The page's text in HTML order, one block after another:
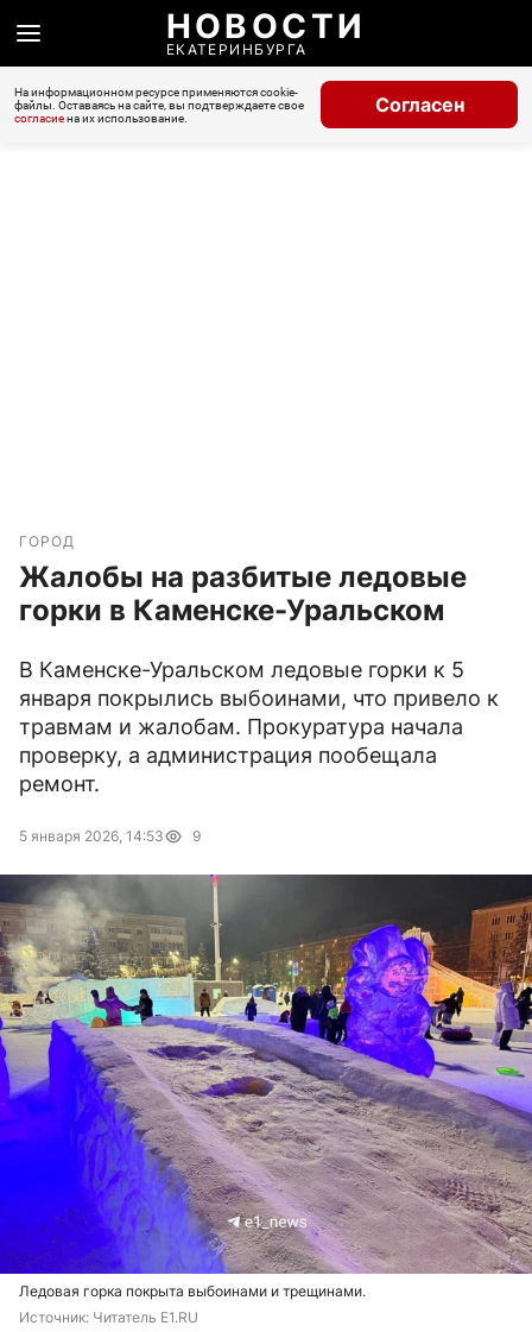
НОВОСТИ
ЕКАТЕРИНБУРГА
На информационном ресурсе применяются cookie-
файлы. Оставаясь на сайте, вы подтверждаете свое
согласиена их использование.
Согласен
ГОРОД
Жалобы на разбитые ледовые
горки в Каменске-Уральском
В Каменске-Уральском ледовые горки к 5
января покрылись выбоинами, что привело к
травмам и жалобам. Прокуратура начала
проверку, а администрация пообещала
ремонт.
5 января 2026, 14:53 9
Ледовая горка покрыта выбоинами и трещинами.
Источник: Читатель E1.RU